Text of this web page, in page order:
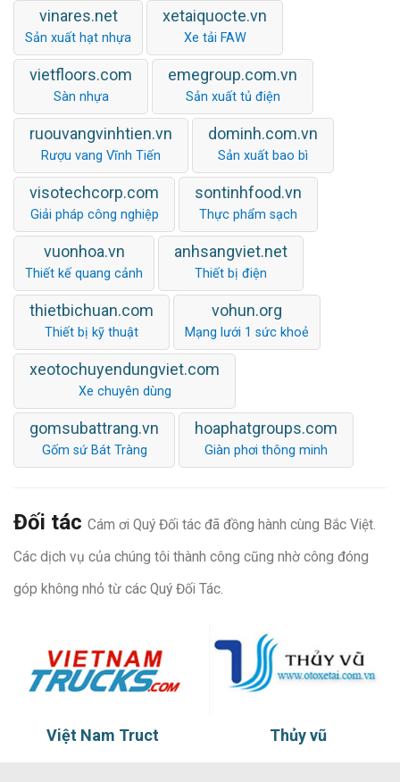
vinares.net
Sản xuất hạt nhựa
xetaiquocte.vn
Xe tải FAW
vietfloors.com
Sàn nhựa
emegroup.com.vn
Sản xuất tủ điện
ruouvangvinhtien.vn
Rượu vang Vĩnh Tiến
dominh.com.vn
Sản xuất bao bì
visotechcorp.com
Giải pháp công nghiệp
sontinhfood.vn
Thực phẩm sạch
vuonhoa.vn
Thiết kế quang cảnh
anhsangviet.net
Thiết bị điện
thietbichuan.com
Thiết bị kỹ thuật
vohun.org
Mạng lưới 1 sức khoẻ
xeotochuyendungviet.com
Xe chuyên dùng
gomsubattrang.vn
Gốm sứ Bát Tràng
hoaphatgroups.com
Giàn phơi thông minh
Đối tác Cám ơi Quý Đối tác đã đồng hành cùng Bắc Việt.
Các dịch vụ của chúng tôi thành công cũng nhờ công đóng
góp không nhỏ từ các Quý Đối Tác.
Việt Nam Truct Thủy vũ